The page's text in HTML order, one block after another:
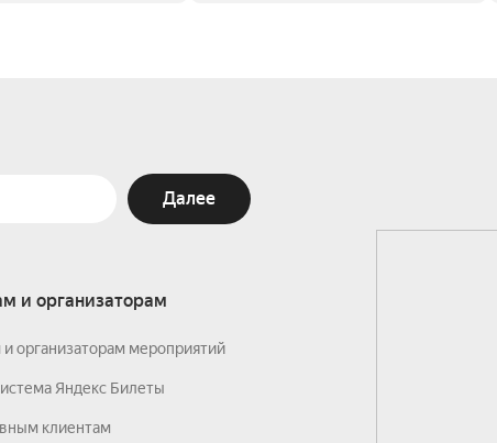
Далее
и организаторам
организаторам мероприятий
Яндекс Билеты
клиентам